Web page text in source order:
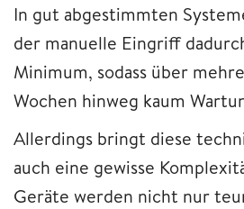
In gut abgestimmten
der manuelle Eingriff
Minimum, sodass über
Wochen hinweg kaum
Allerdings bringt diese
auch eine gewisse
Geräte werden nicht nur